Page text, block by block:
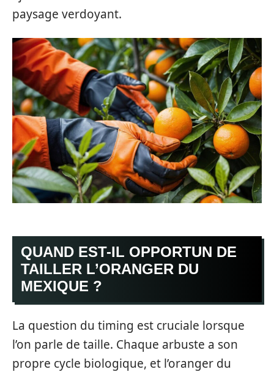
paysage verdoyant.
QUAND EST-IL OPPORTUN DE
TAILLER L’ORANGER DU
MEXIQUE ?
La question du timing est cruciale lorsque
l’on parle de taille. Chaque arbuste a son
propre cycle biologique, et l’oranger du